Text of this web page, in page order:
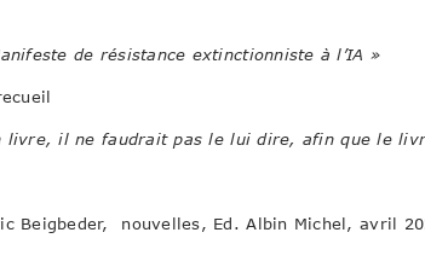
de résistance extinctionniste à l’IA »
livre, il ne faudrait pas le lui dire, afin que le
Beigbeder, nouvelles, Ed. Albin Michel, avril